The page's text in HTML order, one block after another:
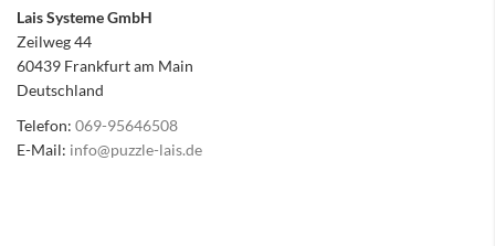
Lais Systeme GmbH
Zeilweg 44
60439 Frankfurt am Main
Deutschland
Telefon: 069-95646508
E-Mail: info@puzzle-lais.de